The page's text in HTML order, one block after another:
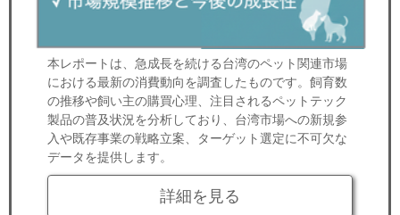
本レポートは、急成長を続ける台湾のペット関連市場
における最新の消費動向を調査したものです。飼育数
の推移や飼い主の購買心理、注目されるペットテック
製品の普及状況を分析しており、台湾市場への新規参
入や既存事業の戦略立案、ターゲット選定に不可欠な
データを提供します。
詳細を見る